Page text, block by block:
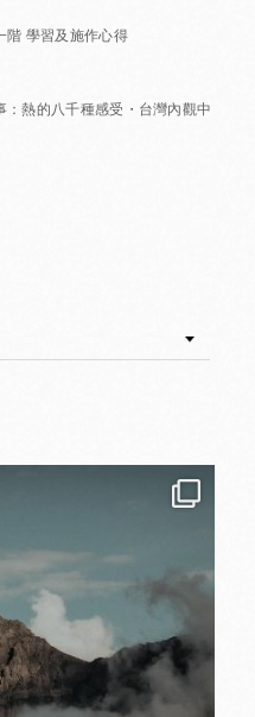
階 學習及施作心得
熱的八千種感受・台灣內觀中